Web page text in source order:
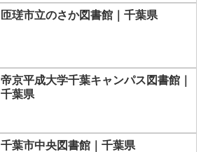
匝瑳市立のさか図書館｜千葉県
帝京平成大学千葉キャンパス図書館｜
千葉県
千葉市中央図書館｜千葉県